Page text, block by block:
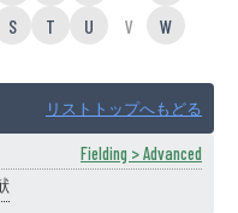
S T U V
W
リストトップへもどる
Fielding > Advanced